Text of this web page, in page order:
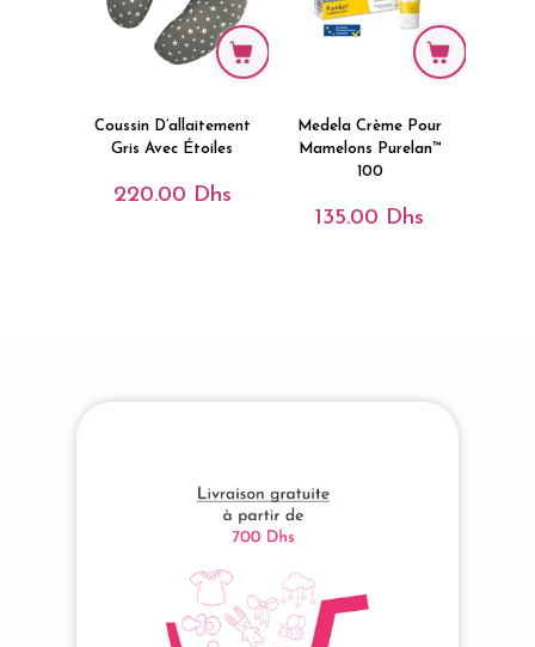
Coussin D’allaitement
Gris Avec Étoiles
220.00 Dhs
Medela Crème Pour
Mamelons Purelan™
100
135.00 Dhs